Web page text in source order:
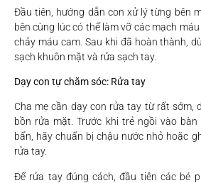
Đầu tiên, hướng dẫn con xử lý từng bên
bên cùng lúc có thể làm vỡ các mạch
chảy máu cam. Sau khi đã hoàn thành,
sạch khuôn mặt và rửa sạch tay.
Dạy con tự chăm sóc: Rửa tay
Cha mẹ cần dạy con rửa tay từ rất sớm,
bồn rửa mặt. Trước khi trẻ ngồi vào
bẩn, hãy chuẩn bị chậu nước nhỏ hoặc
rửa tay.
Để rửa tay đúng cách, đầu tiên các bé